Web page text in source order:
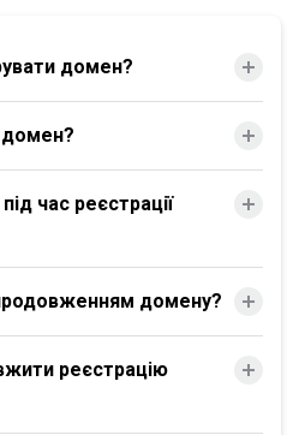
домен?
домен?
час реєстрації
домену?
реєстрацію